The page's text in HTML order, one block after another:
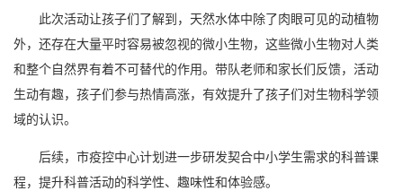
此次活动让孩子们了解到，天然水体中除了肉眼可见的动植物
外，还存在大量平时容易被忽视的微小生物，这些微小生物对人类
和整个自然界有着不可替代的作用。带队老师和家长们反馈，活动
生动有趣，孩子们参与热情高涨，有效提升了孩子们对生物科学领
域的认识。
后续，市疫控中心计划进一步研发契合中小学生需求的科普课
程，提升科普活动的科学性、趣味性和体验感。